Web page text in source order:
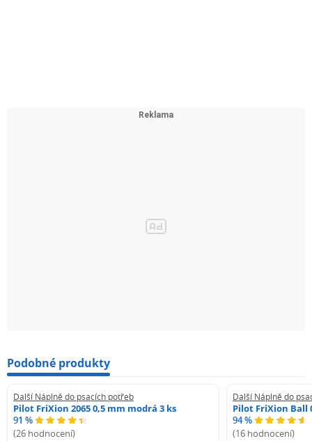
Podobné produkty
Další Náplně do psacích potřeb
Pilot FriXion 2065 0,5 mm modrá 3 ks
91 %
(26 hodnocení)
Další Náplně do
Pilot FriXion Ball
94 %
(16 hodnocení)